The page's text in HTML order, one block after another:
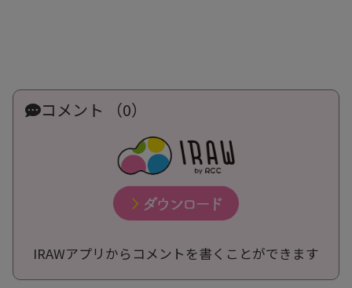
コメント （0）
IRAWアプリからコメントを書くことができます